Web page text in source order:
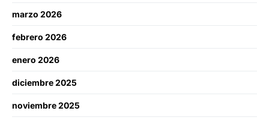
marzo 2026
febrero 2026
enero 2026
diciembre 2025
noviembre 2025